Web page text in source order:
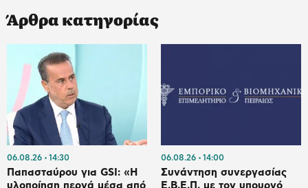
Άρθρα κατηγορίας
06.08.26 14:30
Παπασταύρου για GSI: «Η
υλοποίηση περνά μέσα από
06.08.26 14:00
Συνάντηση συνεργασίας
Ε.Β.Ε.Π. με τον υπουργό